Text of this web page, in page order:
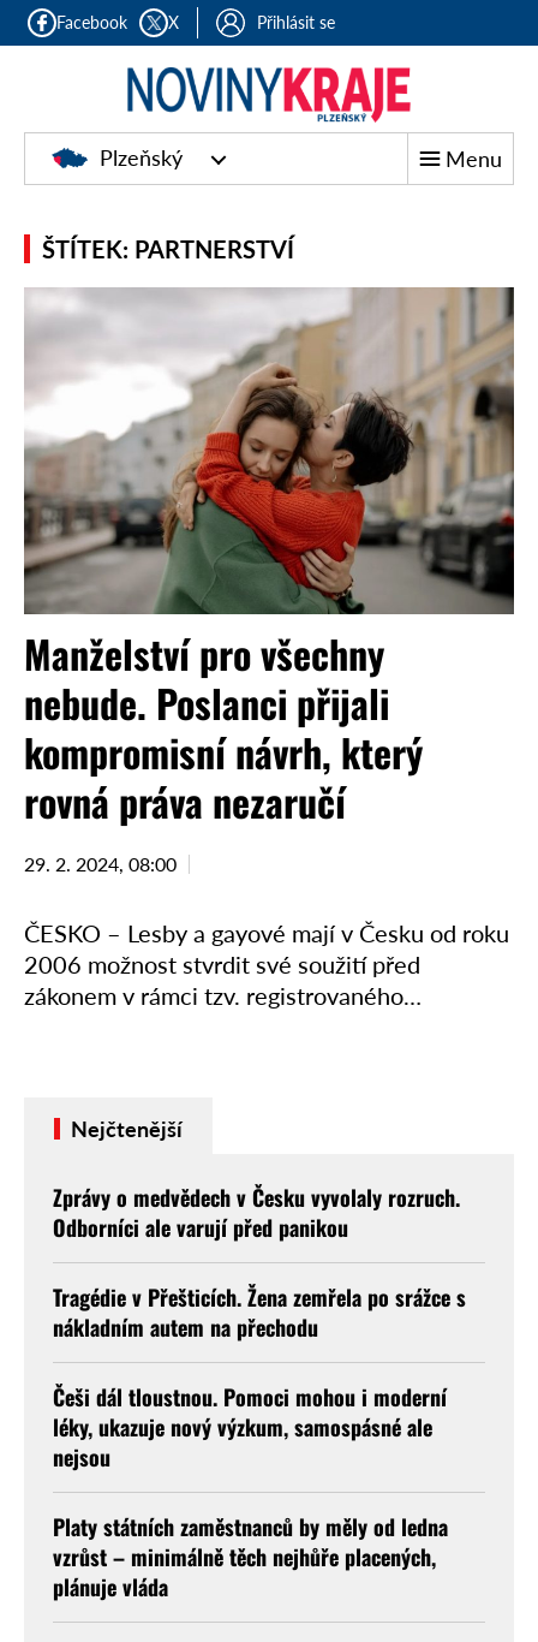
Facebook X Přihlásit se
Plzeňský Menu
ŠTÍTEK: PARTNERSTVÍ
Manželství pro všechny
nebude. Poslanci přijali
kompromisní návrh, který
rovná práva nezaručí
29. 2. 2024, 08:00
ČESKO – Lesby a gayové mají v Česku od roku
2006 možnost stvrdit své soužití před
zákonem v rámci tzv. registrovaného
Nejčtenější
Zprávy o medvědech v Česku vyvolaly rozruch.
Odborníci ale varují před panikou
Tragédie v Přešticích. Žena zemřela po srážce s
nákladním autem na přechodu
Češi dál tloustnou. Pomoci mohou i moderní
léky, ukazuje nový výzkum, samospásné ale
nejsou
Platy státních zaměstnanců by měly od ledna
vzrůst – minimálně těch nejhůře placených,
plánuje vláda